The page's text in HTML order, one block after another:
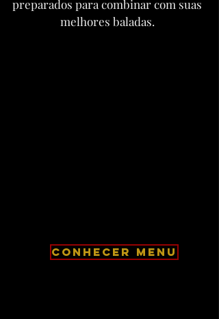
preparados para combinar com suas
melhores baladas.
CONHECER MENU